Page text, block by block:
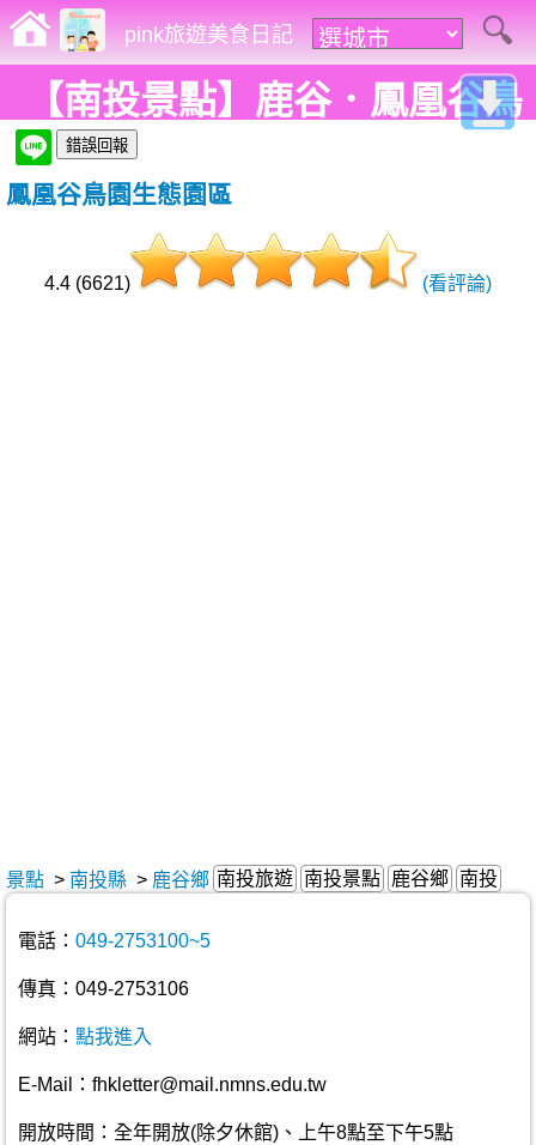
pink旅遊美食日記
【南投景點】鹿谷．鳳凰谷鳥
鳳凰谷鳥園生態園區
4.4 (6621) (看評論)
景點 > 南投縣 > 鹿谷鄉 南投旅遊 南投景點 鹿谷鄉 南投
電話： 049-2753100~5
傳真：049-2753106
網站： 點我進入
E-Mail：fhkletter@mail.nmns.edu.tw
開放時間：全年開放(除夕休館)、上午8點至下午5點